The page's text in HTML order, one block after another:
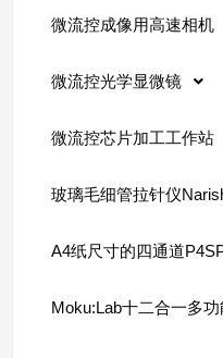
微流控成像用高速相机
微流控光学显微镜
微流控芯片加工工作站
玻璃毛细管拉针仪
A4纸尺寸的四通道
Moku:Lab十二合一多